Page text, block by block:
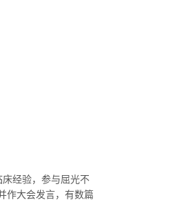
经验，参与屈光不
作大会发言，有数篇